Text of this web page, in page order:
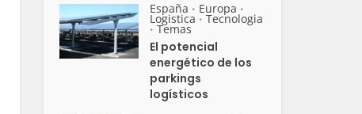
España • Europa •
Logistica • Tecnologia
• Temas
El potencial
energético de los
parkings
logísticos